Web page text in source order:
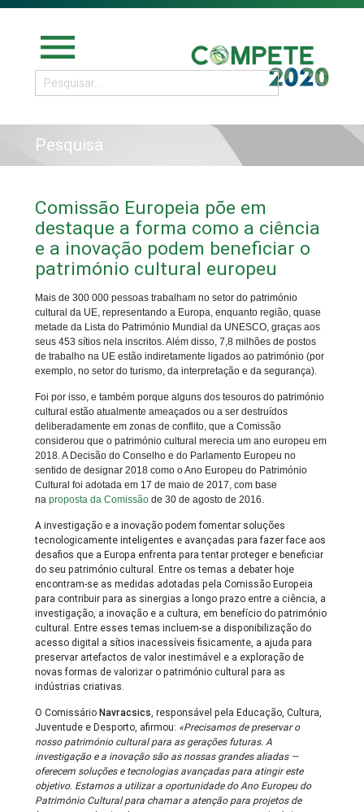
menu
Pesquisa
Comissão Europeia põe em
destaque a forma como a ciência
e a inovação podem beneficiar o
património cultural europeu
Mais de 300 000 pessoas trabalham no setor do património
cultural da UE, representando a Europa, enquanto região, quase
metade da Lista do Património Mundial da UNESCO, graças aos
seus 453 sítios nela inscritos. Além disso, 7,8 milhões de postos
de trabalho na UE estão indiretamente ligados ao património (por
exemplo, no setor do turismo, da interpretação e da segurança).
Foi por isso, e também porque alguns dos tesouros do património
cultural estão atualmente ameaçados ou a ser destruídos
deliberadamente em zonas de conflito, que a Comissão
considerou que o património cultural merecia um ano europeu em
2018. A Decisão do Conselho e do Parlamento Europeu no
sentido de designar 2018 como o Ano Europeu do Património
Cultural foi adotada em 17 de maio de 2017, com base
naproposta da Comissão de 30 de agosto de 2016.
A investigação e a inovação podem fomentar soluções
tecnologicamente inteligentes e avançadas para fazer face aos
desafios que a Europa enfrenta para tentar proteger e beneficiar
do seu património cultural. Entre os temas a debater hoje
encontram-se as medidas adotadas pela Comissão Europeia
para contribuir para as sinergias a longo prazo entre a ciência, a
investigação, a inovação e a cultura, em benefício do património
cultural. Entre esses temas incluem-se a disponibilização do
acesso digital a sítios inacessíveis fisicamente, a ajuda para
preservar artefactos de valor inestimável e a exploração de
novas formas de valorizar o património cultural para as
indústrias criativas.
O ComissárioNavracsics, responsável pela Educação, Cultura,
Juventude e Desporto, afirmou: «Precisamos de preservar o
nosso património cultural para as gerações futuras. A
investigação e a inovação são as nossas grandes aliadas —
oferecem soluções e tecnologias avançadas para atingir este
objetivo. Estamos a utilizar a oportunidade do Ano Europeu do
Património Cultural para chamar a atenção para projetos de